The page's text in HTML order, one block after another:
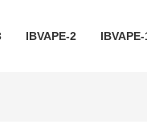
IBVAPE-2 IBVAPE-